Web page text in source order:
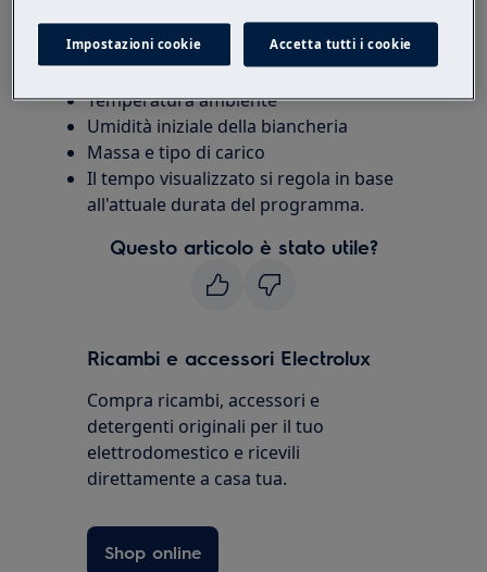
La durata dell'asciugatura viene calcolata sulla
base di diversi parametri quali:
Temperatura ambiente
Umidità iniziale della biancheria
Massa e tipo di carico
Il tempo visualizzato si regola in base
all'attuale durata del programma.
Questo articolo è stato utile?
Ricambi e accessori Electrolux
Compra ricambi, accessori e
detergenti originali per il tuo
elettrodomestico e ricevili
direttamente a casa tua.
Shop online
Impostazioni cookie Accetta tutti i cookie